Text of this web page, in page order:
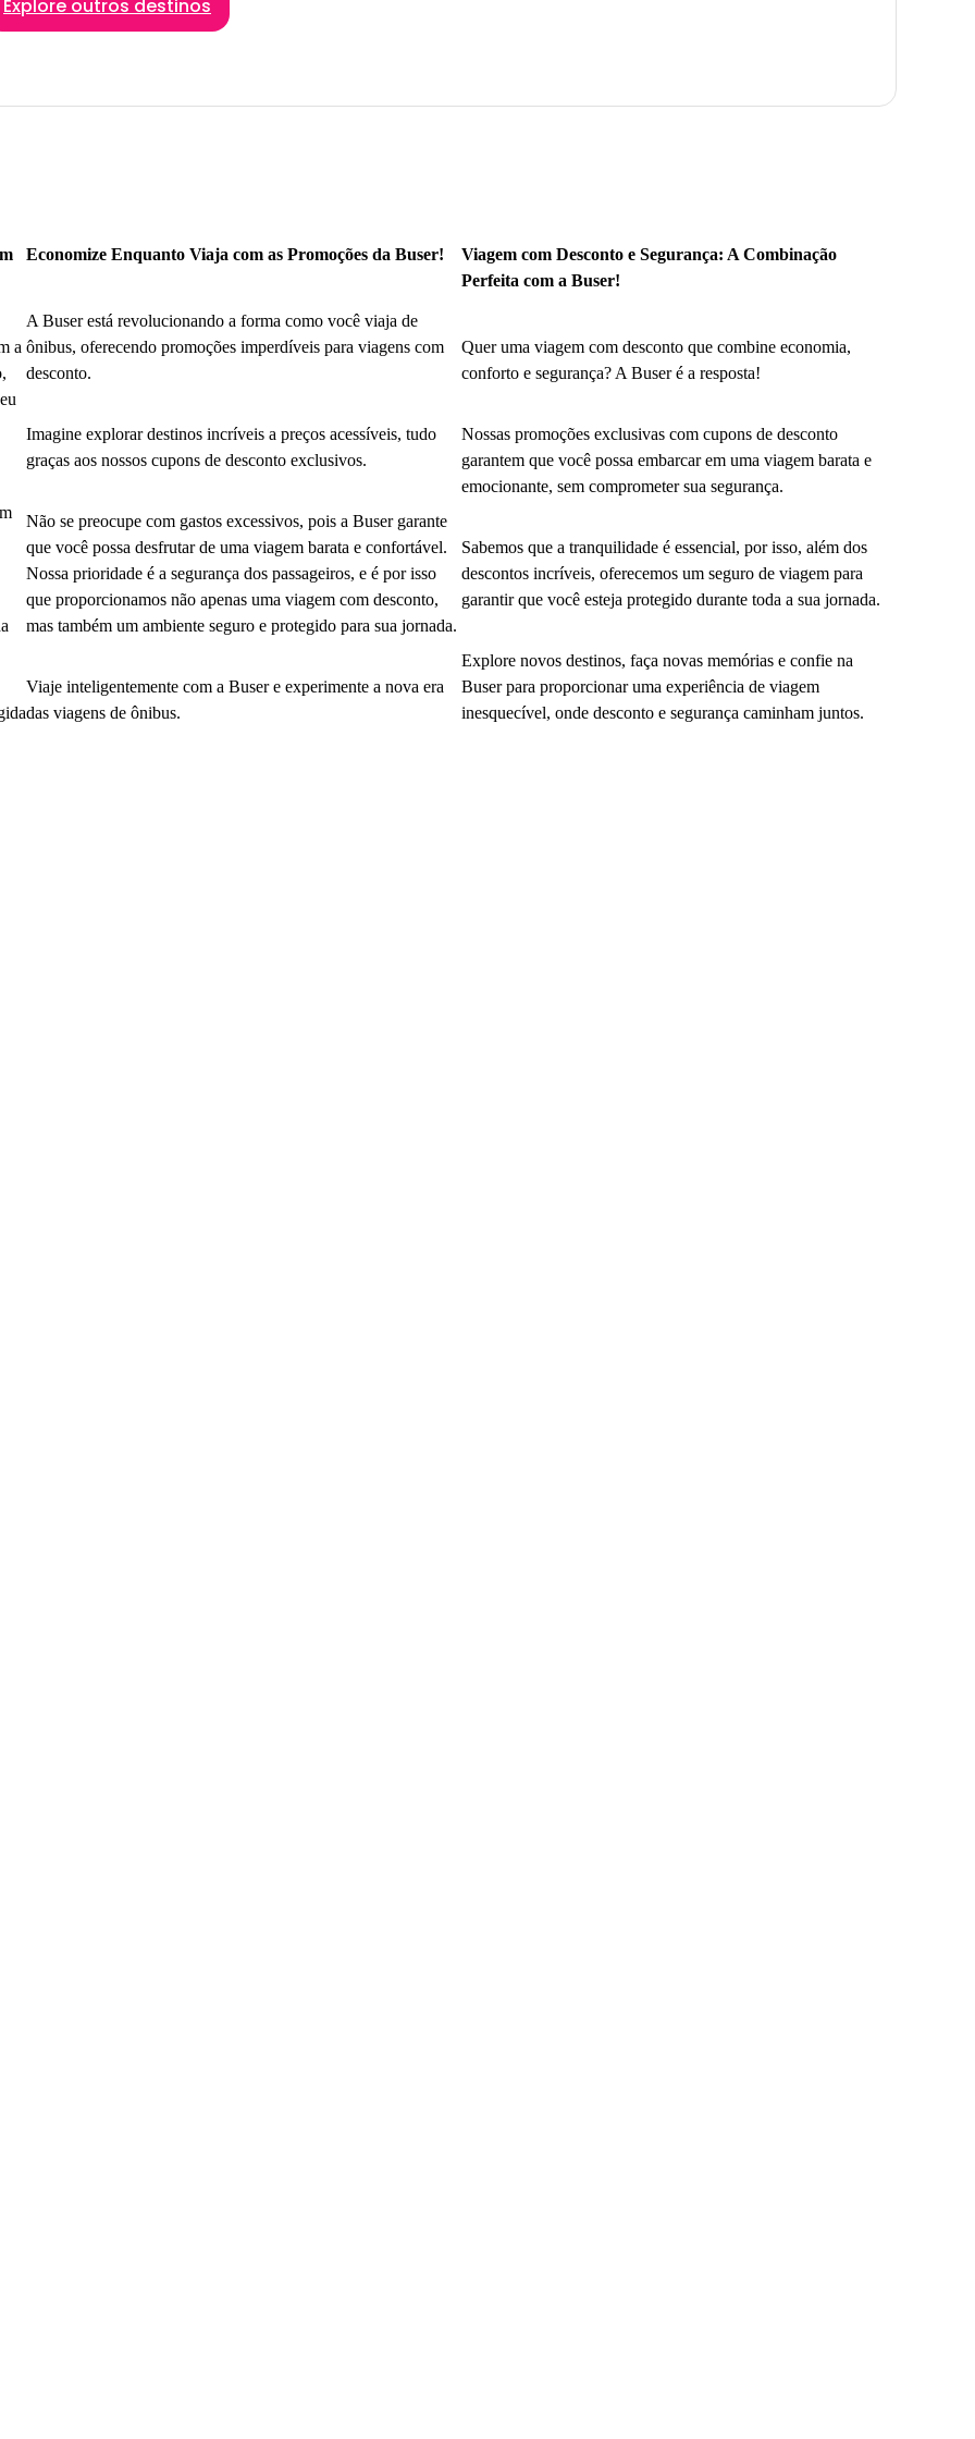
Explore outros destinos
a
Economize Enquanto Viaja com as Promoções da Buser!
A Buser está revolucionando a forma como você viaja de
ônibus, oferecendo promoções imperdíveis para viagens com
desconto.
Imagine explorar destinos incríveis a preços acessíveis, tudo
graças aos nossos cupons de desconto exclusivos.
Não se preocupe com gastos excessivos, pois a Buser garante
que você possa desfrutar de uma viagem barata e confortável.
Nossa prioridade é a segurança dos passageiros, e é por isso
que proporcionamos não apenas uma viagem com desconto,
mas também um ambiente seguro e protegido para sua jornada.
Viaje inteligentemente com a Buser e experimente a nova era
das viagens de ônibus.
Viagem com Desconto e Segurança: A Combinação
Perfeita com a Buser!
Quer uma viagem com desconto que combine economia,
conforto e segurança? A Buser é a resposta!
Nossas promoções exclusivas com cupons de desconto
garantem que você possa embarcar em uma viagem barata e
emocionante, sem comprometer sua segurança.
Sabemos que a tranquilidade é essencial, por isso, além dos
descontos incríveis, oferecemos um seguro de viagem para
garantir que você esteja protegido durante toda a sua jornada.
Explore novos destinos, faça novas memórias e confie na
Buser para proporcionar uma experiência de viagem
inesquecível, onde desconto e segurança caminham juntos.